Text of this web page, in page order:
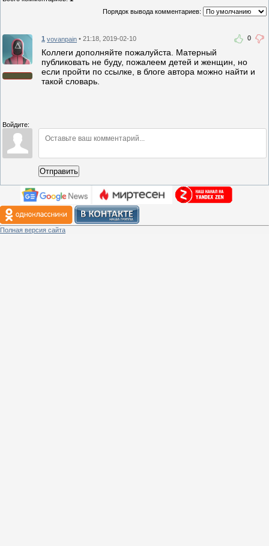
Порядок вывода комментариев:
0
1 vovanpain • 21:18, 2019-02-10
Коллеги дополняйте пожалуйста. Матерный
публиковать не буду, пожалеем детей и женщин, но
если пройти по ссылке, в блоге автора можно найти и
такой словарь.
Войдите:
Отправить
Полная версия сайта